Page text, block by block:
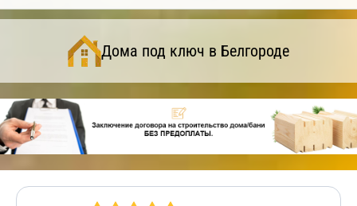
Дома под ключ в Белгороде